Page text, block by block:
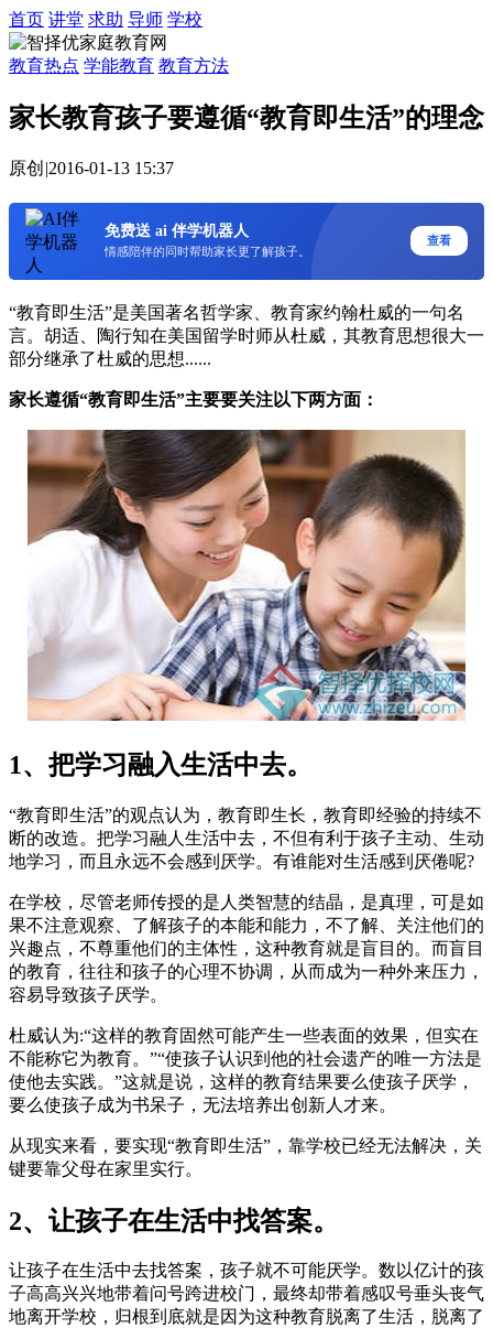
首页 讲堂 求助 导师 学校
教育热点 学能教育 教育方法
家长教育孩子要遵循“教育即生活”的理念
原创 |2016-01-13 15:37
免费送 ai 伴学机器人
情感陪伴的同时帮助家长更了解孩子。
查看
“教育即生活”是美国著名哲学家、教育家约翰杜威的一句名
言。胡适、陶行知在美国留学时师从杜威，其教育思想很大一
部分继承了杜威的思想......
家长遵循“教育即生活”主要要关注以下两方面：
1、把学习融入生活中去。
“教育即生活”的观点认为，教育即生长，教育即经验的持续不
断的改造。把学习融人生活中去，不但有利于孩子主动、生动
地学习，而且永远不会感到厌学。有谁能对生活感到厌倦呢?
在学校，尽管老师传授的是人类智慧的结晶，是真理，可是如
果不注意观察、了解孩子的本能和能力，不了解、关注他们的
兴趣点，不尊重他们的主体性，这种教育就是盲目的。而盲目
的教育，往往和孩子的心理不协调，从而成为一种外来压力，
容易导致孩子厌学。
杜威认为:“这样的教育固然可能产生一些表面的效果，但实在
不能称它为教育。”“使孩子认识到他的社会遗产的唯一方法是
使他去实践。”这就是说，这样的教育结果要么使孩子厌学，
要么使孩子成为书呆子，无法培养出创新人才来。
从现实来看，要实现“教育即生活”，靠学校已经无法解决，关
键要靠父母在家里实行。
2、让孩子在生活中找答案。
让孩子在生活中去找答案，孩子就不可能厌学。数以亿计的孩
子高高兴兴地带着问号跨进校门，最终却带着感叹号垂头丧气
地离开学校，归根到底就是因为这种教育脱离了生活，脱离了